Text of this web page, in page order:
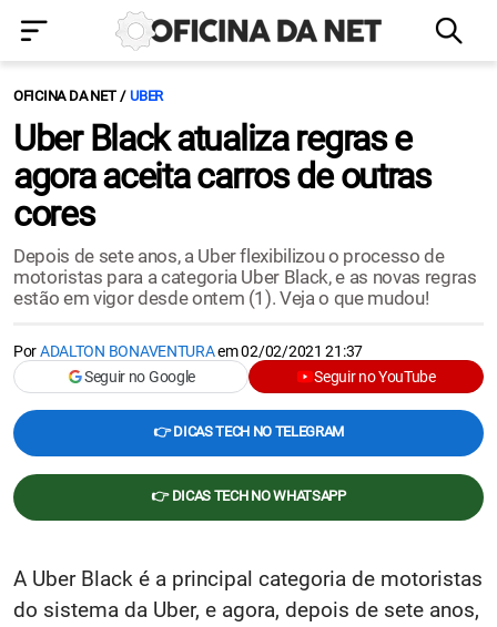
OFICINA DA NET UBER
Uber Black atualiza regras e
agora aceita carros de outras
cores
Depois de sete anos, a Uber flexibilizou o processo de
motoristas para a categoria Uber Black, e as novas regras
estão em vigor desde ontem (1). Veja o que mudou!
PorADALTON BONAVENTURAem02/02/2021 21:37
Seguir no Google
Seguir no YouTube
👉 DICAS TECH NO TELEGRAM
👉 DICAS TECH NO WHATSAPP
A Uber Black é a principal categoria de motoristas
do sistema da Uber, e agora, depois de sete anos,